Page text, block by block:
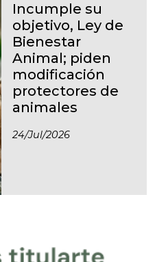
Incumple su
objetivo, Ley de
Bienestar
Animal; piden
modificación
protectores de
animales
24/jul/2026